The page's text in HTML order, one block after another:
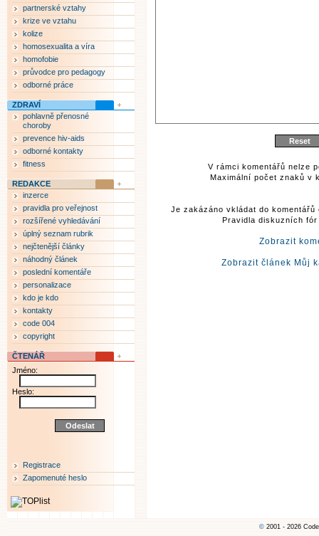
V rámci komentářů nelze
Maximální počet znaků v
Je zakázáno vkládat do
Pravidla diskuzních
Zobrazit
Zobrazit článek Můj
partnerské vztahy
krize ve vztahu
kolize
homosexualita a víra
homofobie
průvodce pro pedagogy
odborné práce
ZDRAVÍ
pohlavně přenosné
choroby
prevence hiv-aids
odborné kontakty
fitness
REDAKCE
inzerce
pravidla pro veřejnost
rozšířené vyhledávání
úplný seznam rubrik
nejčtenější články
náhodný článek
poslední komentáře
personalizace
kdo je kdo
kontakty
code 004
copyright
ČTENÁŘ
Jméno:
Heslo:
Registrace
Zapomenuté heslo
© 2001 - 2026